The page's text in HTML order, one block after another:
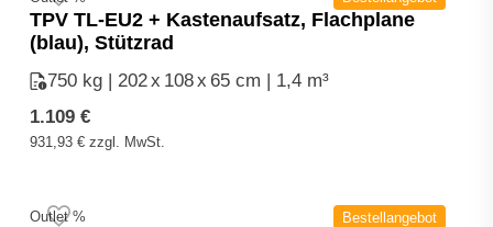
TPV TL-EU2 + Kastenaufsatz, Flachplane
(blau), Stützrad
750 kg | 202x108x65 cm | 1,4 m³
1.109 €
931,93 €zzgl. MwSt.
Bestellangebot
Outlet %